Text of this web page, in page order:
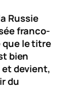
Russie
franco-
que le titre
bien
et devient,
du